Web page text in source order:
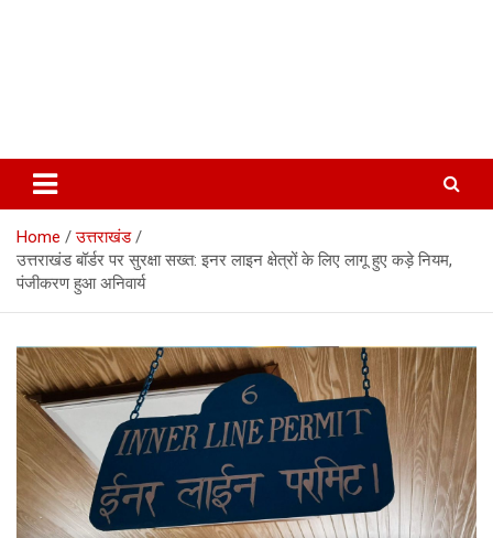
Home
उत्तराखंड
उत्तराखंड बॉर्डर पर सुरक्षा सख्त: इनर लाइन क्षेत्रों के लिए लागू हुए कड़े नियम,
पंजीकरण हुआ अनिवार्य